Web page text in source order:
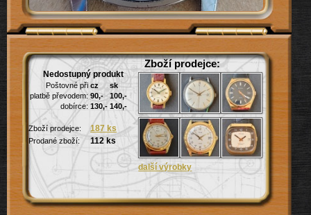
Nedostupný produkt
cz
platbě převodem: 90,-
100,-
dobírce:
140,-
Zboží prodejce: 187 ks
Zboží prodejce: